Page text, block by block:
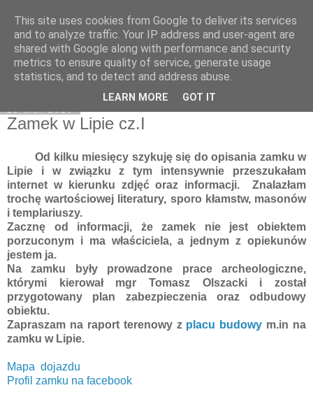
Moje miejsce
Zamek w Lipie cz.I
Od kilku miesięcy szykuję się do opisania zamku w
Lipie i w związku z tym intensywnie przeszukałam
internet w kierunku zdjęć oraz informacji. Znalazłam
trochę wartościowej literatury, sporo kłamstw, masonów
i templariuszy.
Zacznę od informacji, że zamek nie jest obiektem
porzuconym i ma właściciela, a jednym z opiekunów
jestem ja.
Na zamku były prowadzone prace archeologiczne,
którymi kierowałmgr Tomasz Olszackii został
przygotowany plan zabezpieczenia oraz odbudowy
obiektu.
Zapraszam na raport terenowy z placu budowy m.in na
zamku w Lipie.
Mapa dojazdu
Profil zamku na facebook
This site uses cookies from Google to deliver its services
and to analyze traffic. Your IP address and user-agent are
shared with Google along with performance and security
metrics to ensure quality of service, generate usage
statistics, and to detect and address abuse.
LEARN MORE GOT IT